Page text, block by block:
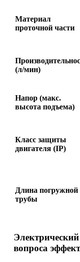
Материал
проточной части
(л/мин)
Напор (макс.
высота подъема)
Класс защиты
двигателя (IP)
Длина погружной
трубы
вопроса